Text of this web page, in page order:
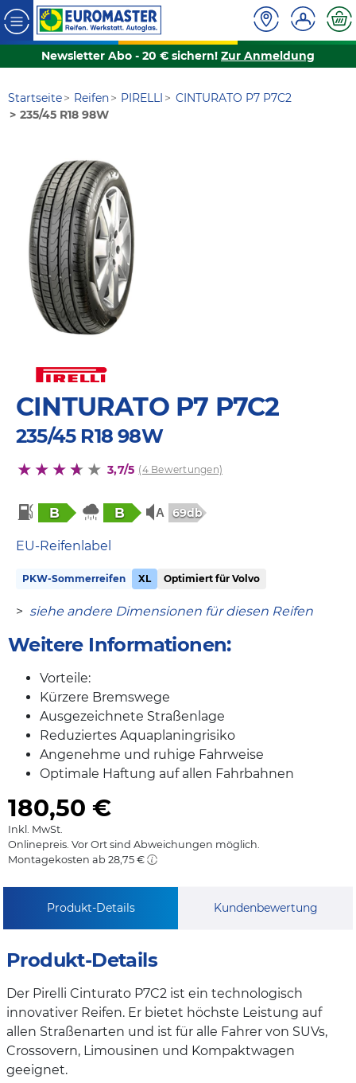
Newsletter Abo - 20 € sichern! Zur Anmeldung
Startseite Reifen PIRELLI
CINTURATO P7 P7C2
235/45 R18 98W
CINTURATO P7 P7C2
235/45 R18 98W
3,7/5 (4 Bewertungen)
B B 69db
EU-Reifenlabel
PKW-Sommerreifen XL Optimiert für Volvo
> siehe andere Dimensionen für diesen Reifen
Weitere Informationen:
Vorteile:
Kürzere Bremswege
Ausgezeichnete Straßenlage
Reduziertes Aquaplaningrisiko
Angenehme und ruhige Fahrweise
Optimale Haftung auf allen Fahrbahnen
180,50 €
Inkl. MwSt.
Onlinepreis. Vor Ort sind Abweichungen möglich.
Montagekosten ab 28,75 €
Produkt-Details Kundenbewertung
Produkt-Details
Der Pirelli Cinturato P7C2 ist ein technologisch
innovativer Reifen. Er bietet höchste Leistung auf
allen Straßenarten und ist für alle Fahrer von SUVs,
Crossovern, Limousinen und Kompaktwagen
geeignet.